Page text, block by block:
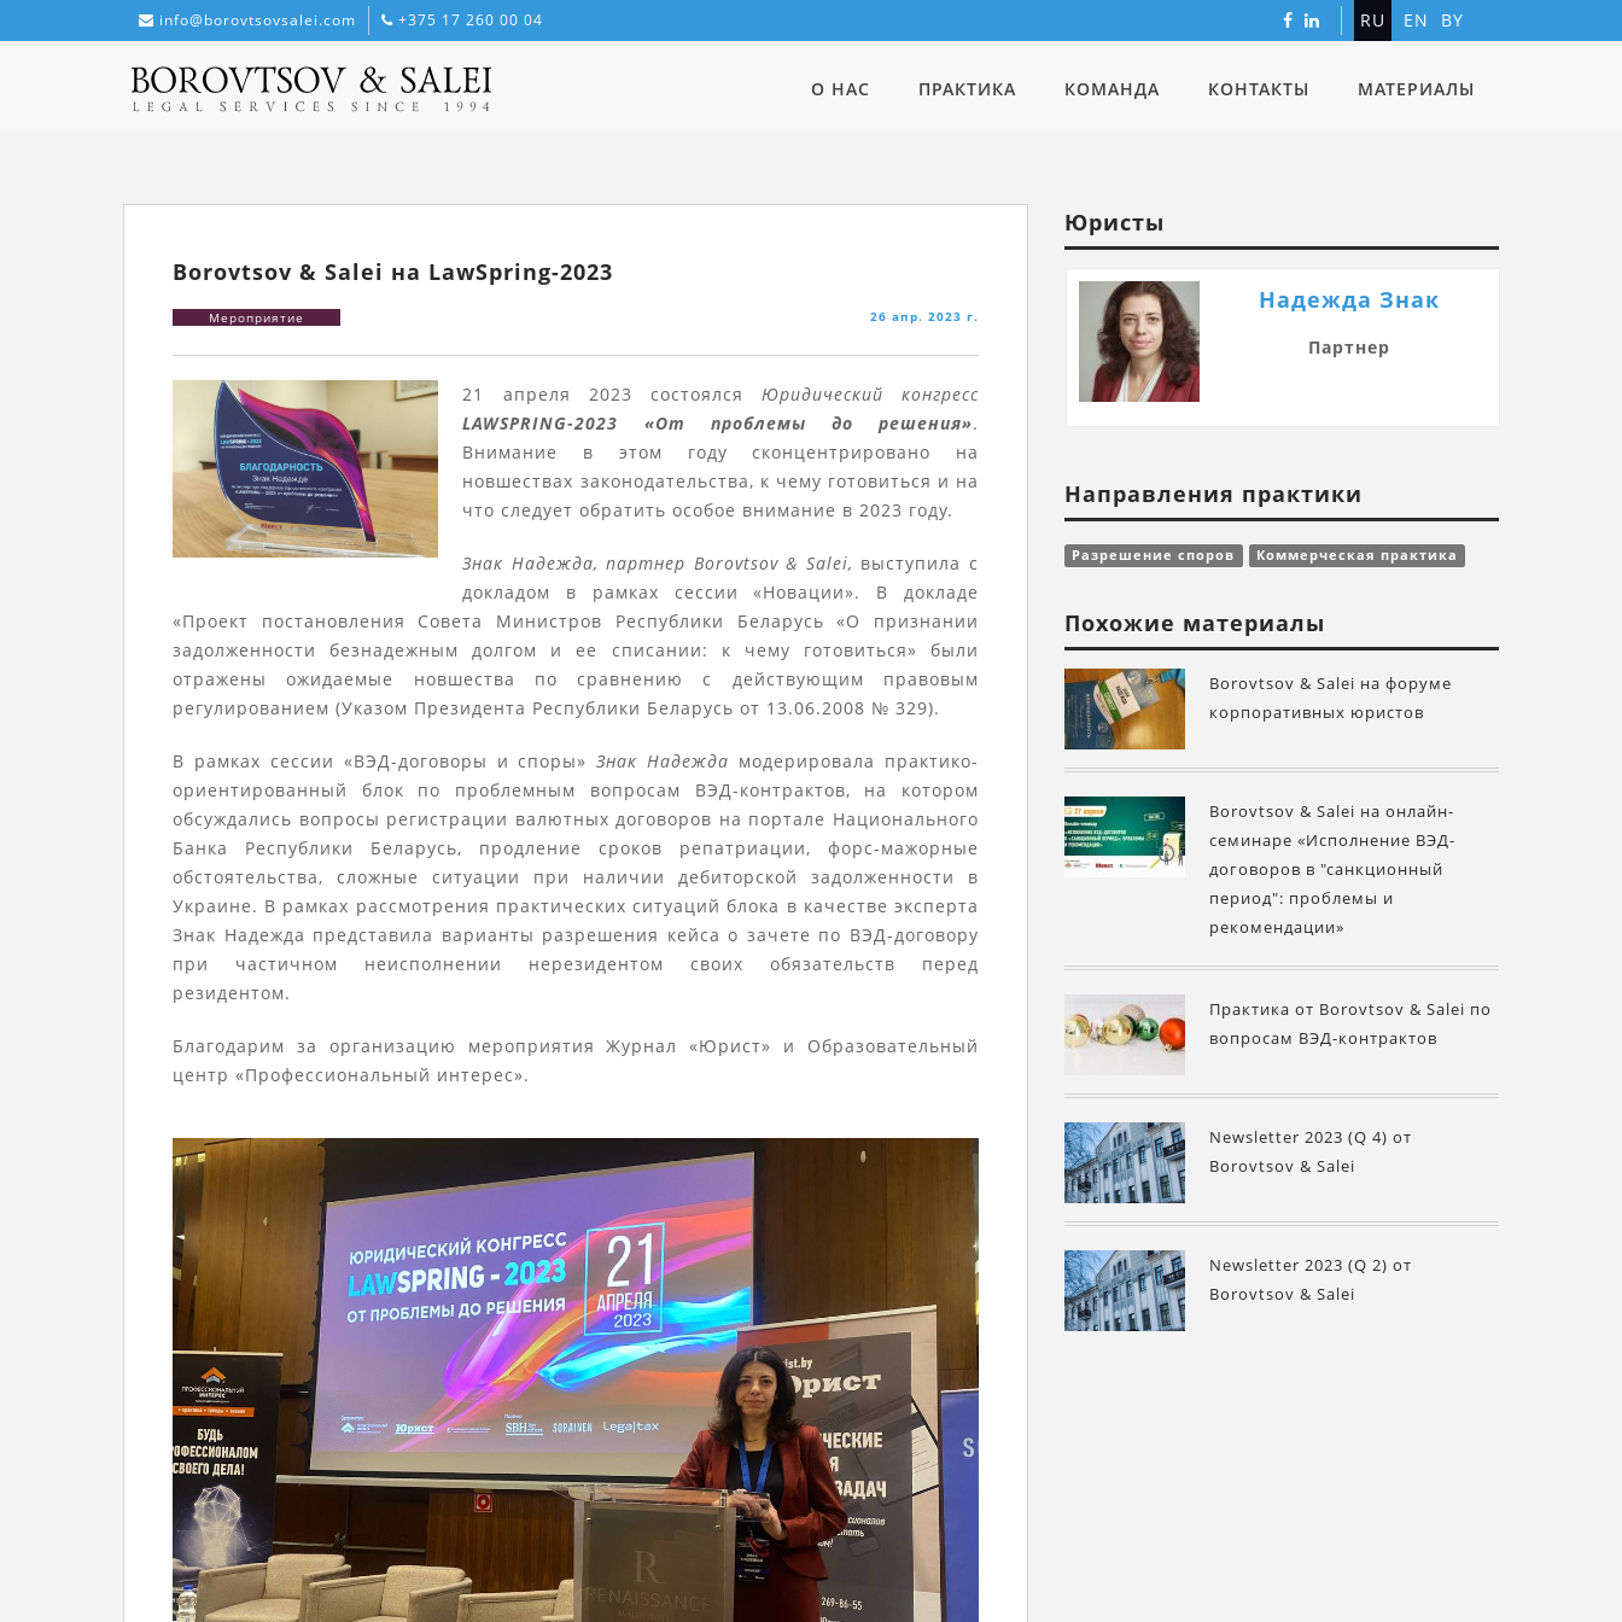
info@borovtsovsalei.com +375 17 260 00 04 RU EN BY
О НАС ПРАКТИКА КОМАНДА КОНТАКТЫ МАТЕРИАЛЫ
Borovtsov & Salei на LawSpring-2023
Мероприятие 26 апр. 2023 г.
21 апреля 2023 состоялся Юридический конгресс
LAWSPRING-2023 «От проблемы до решения».
Внимание в этом году сконцентрировано на
новшествах законодательства, к чему готовиться и на
что следует обратить особое внимание в 2023 году.
Знак Надежда, партнер Borovtsov & Salei, выступила с
докладом в рамках сессии «Новации». В докладе
«Проект постановления Совета Министров Республики Беларусь «О признании
задолженности безнадежным долгом и ее списании: к чему готовиться» были
отражены ожидаемые новшества по сравнению с действующим правовым
регулированием (Указом Президента Республики Беларусь от 13.06.2008 № 329).
В рамках сессии «ВЭД-договоры и споры»Знак Надежда модерировала практико-
ориентированный блок по проблемным вопросам ВЭД-контрактов, на котором
обсуждались вопросы регистрации валютных договоров на портале Национального
Банка Республики Беларусь, продление сроков репатриации, форс-мажорные
обстоятельства, сложные ситуации при наличии дебиторской задолженности в
Украине. В рамках рассмотрения практических ситуаций блока в качестве эксперта
Знак Надежда представила варианты разрешения кейса о зачете по ВЭД-договору
при частичном неисполнении нерезидентом своих обязательств перед
резидентом.
Благодарим за организацию мероприятия Журнал «Юрист» и Образовательный
центр «Профессиональный интерес».
Юристы
Надежда Знак
Партнер
Направления практики
Разрешение споров Коммерческая практика
Похожие материалы
Borovtsov & Salei на форуме
корпоративных юристов
Borovtsov & Salei на онлайн-
семинаре «Исполнение ВЭД-
договоров в "санкционный
период": проблемы и
рекомендации»
Практика от Borovtsov & Salei по
вопросам ВЭД-контрактов
Newsletter 2023 (Q 4) от
Borovtsov & Salei
Newsletter 2023 (Q 2) от
Borovtsov & Salei